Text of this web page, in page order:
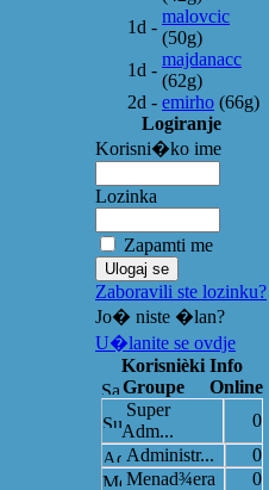
1d -
malovcic
(50g)
1d -
majdanacc
(62g)
2d - emirho (66g)
Logiranje
Korisni�ko ime
Lozinka
Zapamti me
Zaboravili ste lozinku?
Jo� niste �lan?
U�lanite se ovdje
Korisnièki Info
Groupe
Online
Super
Adm...
0
Administr...
0
Menad¾era
0